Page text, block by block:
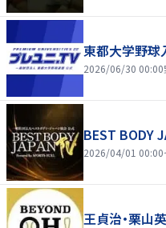
東都大学野球
2026/06/30 00:00
BEST BODY
2026/04/01 00:00
王貞治・栗山